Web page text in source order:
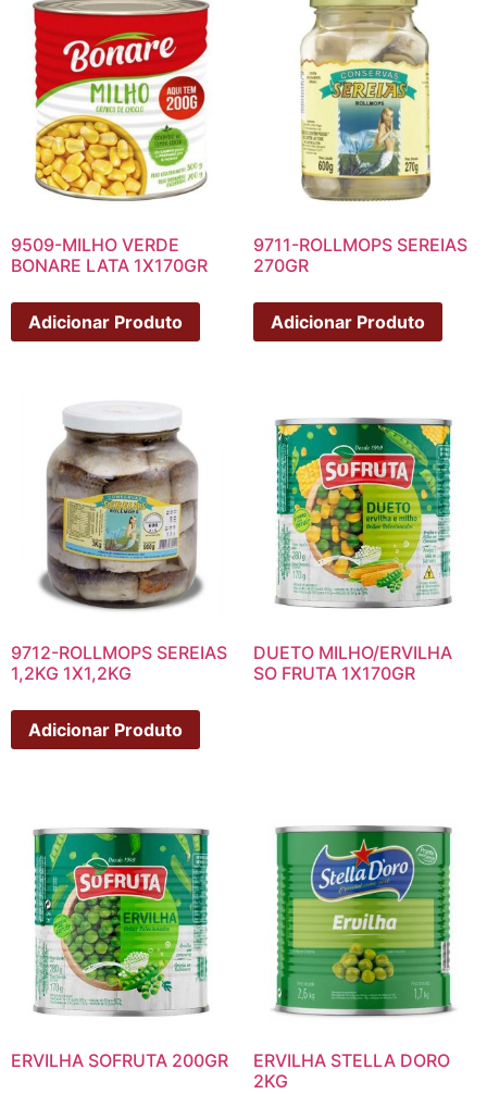
9509-MILHO VERDE
BONARE LATA 1X170GR
Adicionar Produto
9711-ROLLMOPS SEREIAS
270GR
Adicionar Produto
9712-ROLLMOPS SEREIAS
1,2KG 1X1,2KG
Adicionar Produto
DUETO MILHO/ERVILHA
SO FRUTA 1X170GR
ERVILHA SOFRUTA 200GR
ERVILHA STELLA DORO
2KG